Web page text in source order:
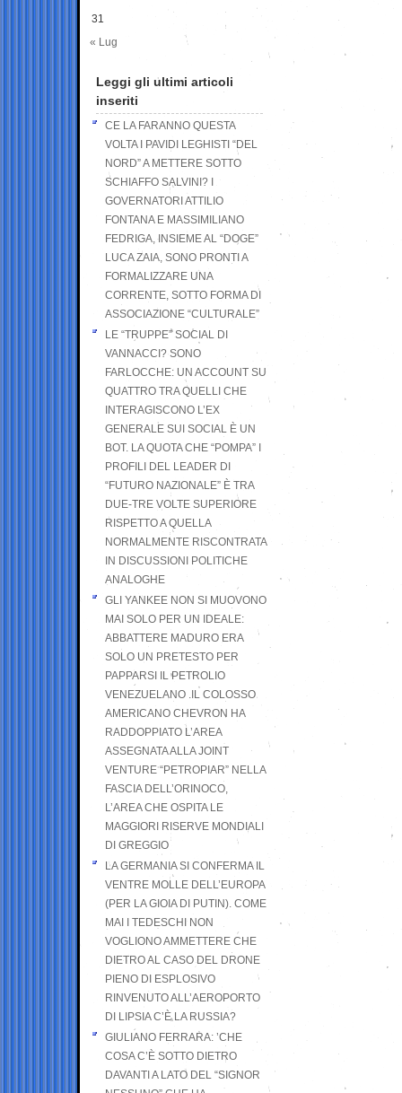
31
« Lug
Leggi gli ultimi articoli
inseriti
CE LA FARANNO QUESTA
VOLTA I PAVIDI LEGHISTI “DEL
NORD” A METTERE SOTTO
SCHIAFFO SALVINI? I
GOVERNATORI ATTILIO
FONTANA E MASSIMILIANO
FEDRIGA, INSIEME AL “DOGE”
LUCA ZAIA, SONO PRONTI A
FORMALIZZARE UNA
CORRENTE, SOTTO FORMA DI
ASSOCIAZIONE “CULTURALE”
LE “TRUPPE” SOCIAL DI
VANNACCI? SONO
FARLOCCHE: UN ACCOUNT SU
QUATTRO TRA QUELLI CHE
INTERAGISCONO L’EX
GENERALE SUI SOCIAL È UN
BOT. LA QUOTA CHE “POMPA” I
PROFILI DEL LEADER DI
“FUTURO NAZIONALE” È TRA
DUE-TRE VOLTE SUPERIORE
RISPETTO A QUELLA
NORMALMENTE RISCONTRATA
IN DISCUSSIONI POLITICHE
ANALOGHE
GLI YANKEE NON SI MUOVONO
MAI SOLO PER UN IDEALE:
ABBATTERE MADURO ERA
SOLO UN PRETESTO PER
PAPPARSI IL PETROLIO
VENEZUELANO .IL COLOSSO
AMERICANO CHEVRON HA
RADDOPPIATO L’AREA
ASSEGNATA ALLA JOINT
VENTURE “PETROPIAR” NELLA
FASCIA DELL’ORINOCO,
L’AREA CHE OSPITA LE
MAGGIORI RISERVE MONDIALI
DI GREGGIO
LA GERMANIA SI CONFERMA IL
VENTRE MOLLE DELL’EUROPA
(PER LA GIOIA DI PUTIN). COME
MAI I TEDESCHI NON
VOGLIONO AMMETTERE CHE
DIETRO AL CASO DEL DRONE
PIENO DI ESPLOSIVO
RINVENUTO ALL’AEROPORTO
DI LIPSIA C’È LA RUSSIA?
GIULIANO FERRARA: ’CHE
COSA C’È SOTTO DIETRO
DAVANTI A LATO DEL “SIGNOR